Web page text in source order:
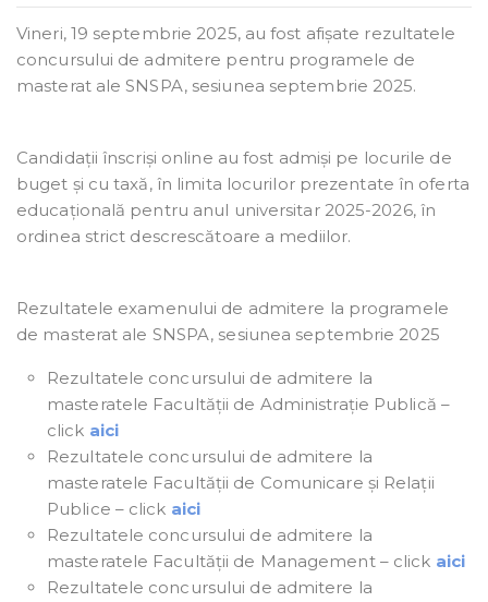
Vineri, 19 septembrie 2025, au fost afișate rezultatele
concursului de admitere pentru programele de
masterat ale SNSPA, sesiunea septembrie 2025.
Candidații înscriși online au fost admiși pe locurile de
buget și cu taxă, în limita locurilor prezentate în oferta
educațională pentru anul universitar 2025-2026, în
ordinea strict descrescătoare a mediilor.
Rezultatele examenului de admitere la programele
de masterat ale SNSPA, sesiunea septembrie 2025
Rezultatele concursului de admitere la
masteratele Facultății de Administrație Publică –
click aici
Rezultatele concursului de admitere la
masteratele Facultății de Comunicare și Relații
Publice – click aici
Rezultatele concursului de admitere la
masteratele Facultății de Management – click aici
Rezultatele concursului de admitere la